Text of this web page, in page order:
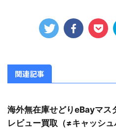
関連記事
海外無在庫せどりeBayマス
レビュー買取（≠キャッシュ